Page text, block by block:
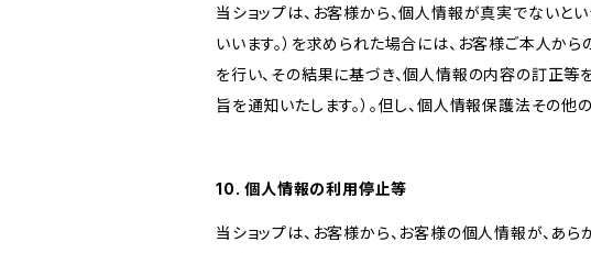
当ショップは、お客様から、個人情報が真実でないと
いいます。）を求められた場合には、お客様ご本人か
を行い、その結果に基づき、個人情報の内容の訂正等
旨を通知いたします。）。但し、個人情報保護法その
10. 個人情報の利用停止等
当ショップは、お客様から、お客様の個人情報が、